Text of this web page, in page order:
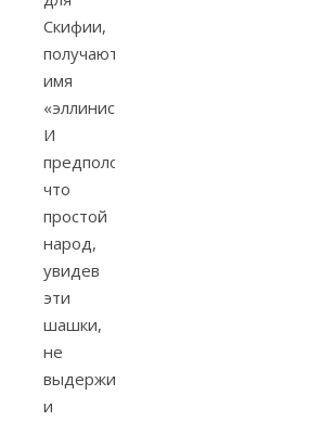
Скифии,
получают
имя
«эллинистических».
И
предположение,
что
простой
народ,
увидев
эти
шашки,
не
выдержит
и